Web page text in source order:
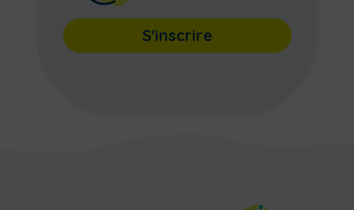
S'inscrire